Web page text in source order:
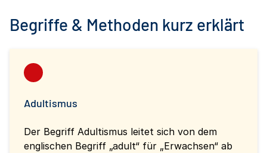
Begriffe & Methoden kurz erklärt
Adultismus
Der Begriff Adultismus leitet sich von dem
englischen Begriff „adult“ für „Erwachsen“ ab